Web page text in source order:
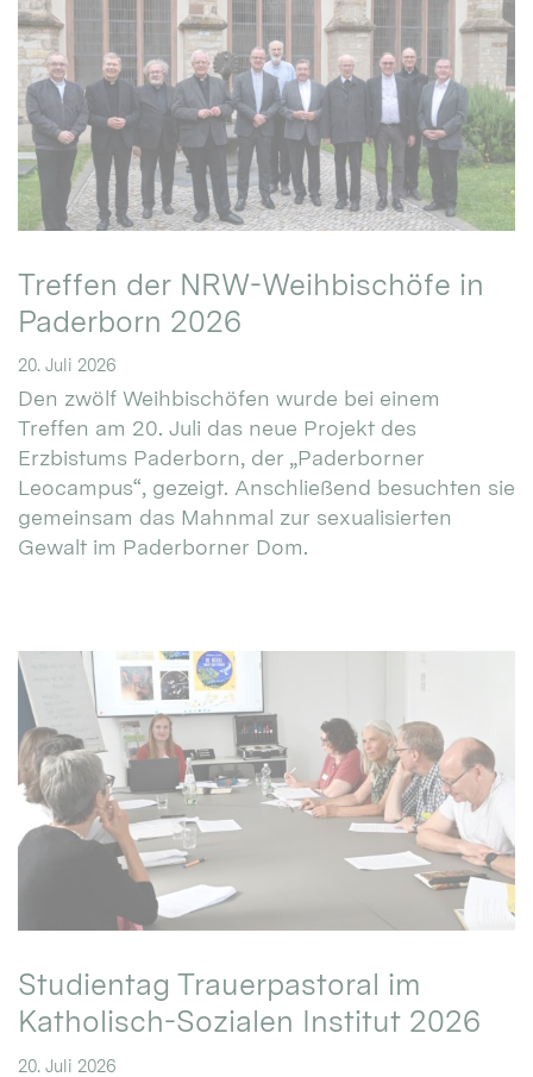
Treffen der NRW-Weihbischöfe in
Paderborn 2026
20. Juli 2026
Den zwölf Weihbischöfen wurde bei einem
Treffen am 20. Juli das neue Projekt des
Erzbistums Paderborn, der „Paderborner
Leocampus“, gezeigt. Anschließend besuchten sie
gemeinsam das Mahnmal zur sexualisierten
Gewalt im Paderborner Dom.
Studientag Trauerpastoral im
Katholisch-Sozialen Institut 2026
20. Juli 2026